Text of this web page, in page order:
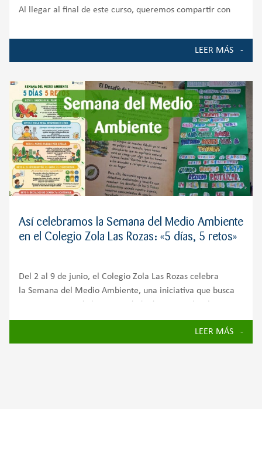
Al llegar al final de este curso, queremos compartir con
momentos, proyectos y logros que han marcado la vida del
Colegio durante el curso 2025-2026. Ha sido un año de
LEER MÁS
Así celebramos la Semana del Medio Ambiente
en el Colegio Zola Las Rozas: «5 días, 5 retos»
Del 2 al 9 de junio, el Colegio Zola Las Rozas celebra
la Semana del Medio Ambiente, una iniciativa que busca
importancia de cuidar nuestro planeta y avanzar hacia un
LEER MÁS